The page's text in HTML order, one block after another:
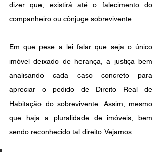
dizer que, existirá até o falecimento do
companheiro ou cônjuge sobrevivente.
Em que pese a lei falar que seja o único
imóvel deixado de herança, a justiça bem
analisando cada caso concreto para
apreciar o pedido de Direito Real de
Habitação do sobrevivente. Assim, mesmo
que haja a pluralidade de imóveis, bem
sendo reconhecido tal direito. Vejamos: